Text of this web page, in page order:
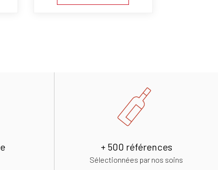
+ 500 références
Sélectionnées par nos soins